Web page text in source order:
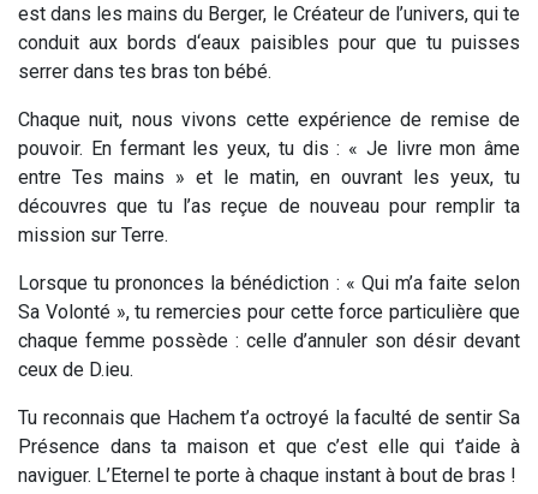
est dans les mains du Berger, le Créateur de l’univers, qui te
conduit aux bords d‘eaux paisibles pour que tu puisses
serrer dans tes bras ton bébé.
Chaque nuit, nous vivons cette expérience de remise de
pouvoir. En fermant les yeux, tu dis : « Je livre mon âme
entre Tes mains » et le matin, en ouvrant les yeux, tu
découvres que tu l’as reçue de nouveau pour remplir ta
mission sur Terre.
Lorsque tu prononces la bénédiction : « Qui m’a faite selon
Sa Volonté », tu remercies pour cette force particulière que
chaque femme possède : celle d’annuler son désir devant
ceux de D.ieu.
Tu reconnais que Hachem t’a octroyé la faculté de sentir Sa
Présence dans ta maison et que c’est elle qui t’aide à
naviguer. L’Eternel te porte à chaque instant à bout de bras !